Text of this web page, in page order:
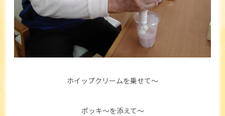
ホイップクリームを乗せて～
ポッキ～を添えて～